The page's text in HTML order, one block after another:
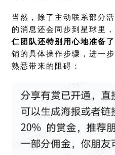
当然，除了主动联系部分
的消息还会同步到星球里
仁团队还特别用心地准备
销的具体操作步骤，进一
熟悉带来的阻碍：